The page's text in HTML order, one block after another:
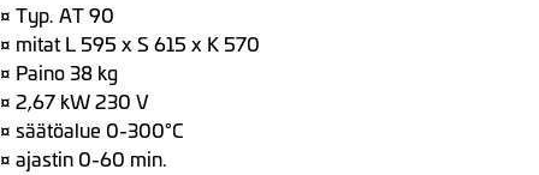
¤ Typ. AT 90
¤ mitat L 595 x S 615 x K 570
¤ Paino 38 kg
¤ 2,67 kW 230 V
¤ säätöalue 0-300°C
¤ ajastin 0-60 min.